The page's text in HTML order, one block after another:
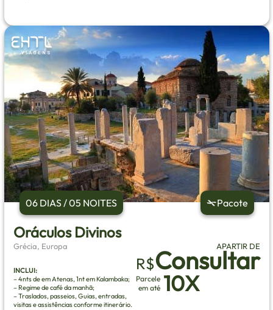
06 DIAS / 05 NOITES Pacote
Oráculos Divinos
Grécia, Europa
INCLUI:
– 4nts de em Atenas, 1nt em Kalambaka;
– Regime de café da manhã;
– Traslados, passeios, Guias, entradas,
visitas e assistências conforme itinerário.
APARTIR DE
R$Consultar
Parcele
em até 10X